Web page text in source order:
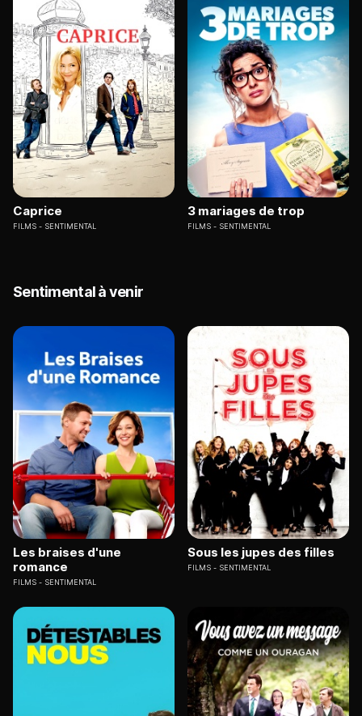
Caprice
FILMS SENTIMENTAL
3 mariages de trop
FILMS SENTIMENTAL
Sentimental à venir
Les braises d'une
romance
FILMS SENTIMENTAL
Sous les jupes des filles
FILMS SENTIMENTAL